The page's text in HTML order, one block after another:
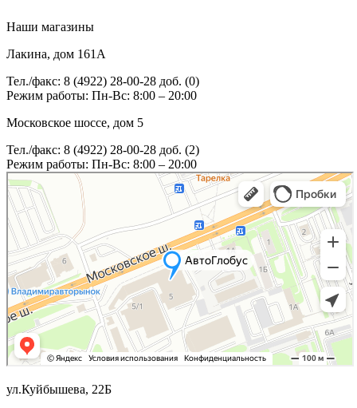
Наши магазины
Лакина, дом 161А
Тел./факс: 8 (4922) 28-00-28 доб. (0)
Режим работы: Пн-Вс: 8:00 – 20:00
Московское шоссе, дом 5
Тел./факс: 8 (4922) 28-00-28 доб. (2)
Режим работы: Пн-Вс: 8:00 – 20:00
ул.Куйбышева, 22Б